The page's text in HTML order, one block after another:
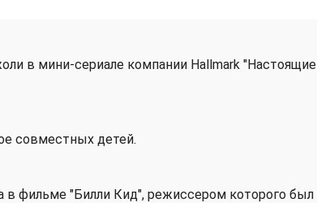
в мини-сериале компании Hallmark "Настоящие
совместных детей.
в фильме "Билли Кид", режиссером которого был